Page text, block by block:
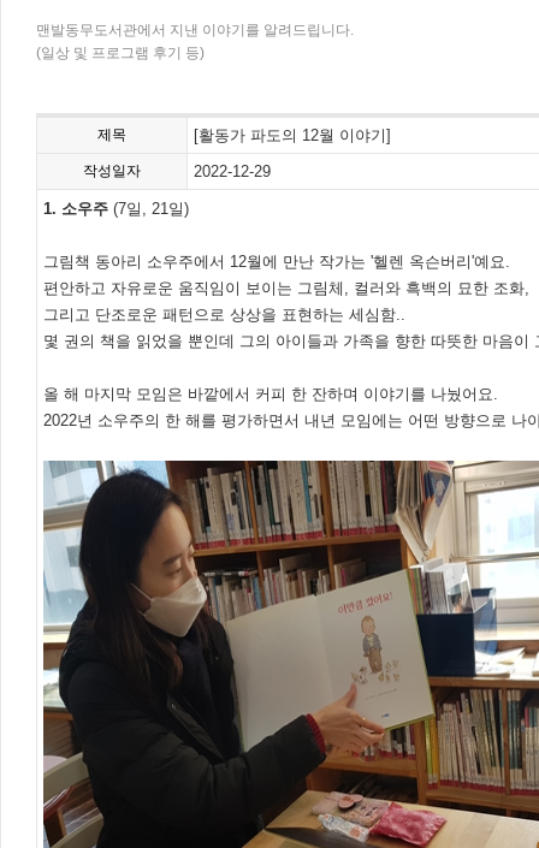
맨발동무도서관에서 지낸 이야기를 알려드립니다.
(일상 및 프로그램 후기 등)
제목 [활동가 파도의 12월 이야기]
작성일자 2022-12-29
1. 소우주 (7일, 21일)
그림책 동아리 소우주에서 12월에 만난 작가는 '헬렌 옥슨버리'예요.
편안하고 자유로운 움직임이 보이는 그림체, 컬러와 흑백의 묘한 조화,
그리고 단조로운 패턴으로 상상을 표현하는 세심함..
몇 권의 책을 읽었을 뿐인데 그의 아이들과 가족을 향한 따뜻한 마음이
올 해 마지막 모임은 바깥에서 커피 한 잔하며 이야기를 나눴어요.
2022년 소우주의 한 해를 평가하면서 내년 모임에는 어떤 방향으로 나